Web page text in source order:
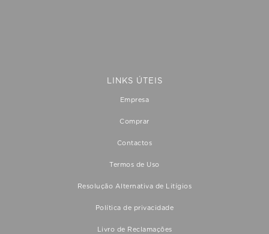
LINKS ÚTEIS
Empresa
Comprar
Contactos
Termos de Uso
Resolução Alternativa de Litígios
Política de privacidade
Livro de Reclamações